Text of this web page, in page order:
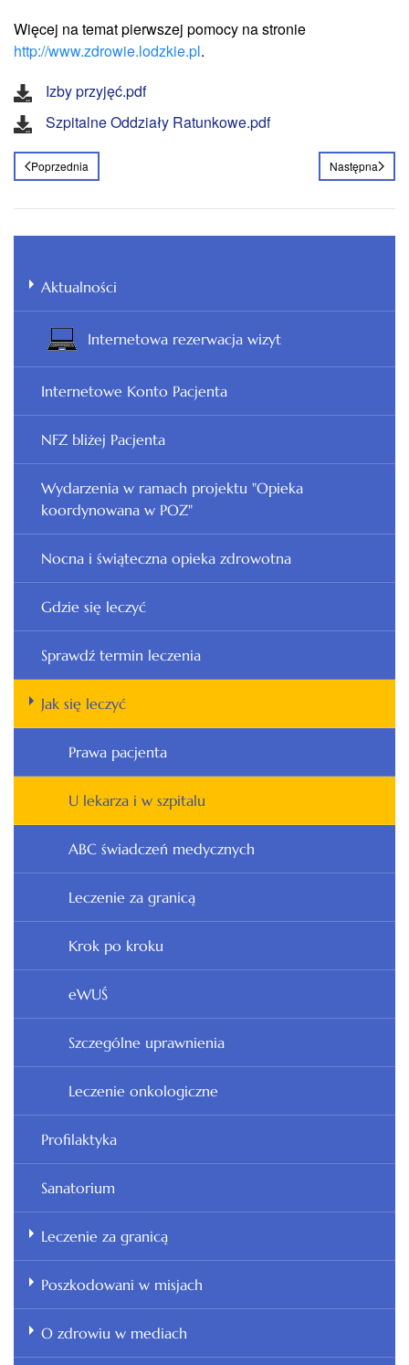
Więcej na temat pierwszej pomocy na stronie
http://www.zdrowie.lodzkie.pl.
Izby przyjęć.pdf
Szpitalne Oddziały Ratunkowe.pdf
Poprzednia Następna
Aktualności
Internetowa rezerwacja wizyt
Internetowe Konto Pacjenta
NFZ bliżej Pacjenta
Wydarzenia w ramach projektu "Opieka
koordynowana w POZ"
Nocna i świąteczna opieka zdrowotna
Gdzie się leczyć
Sprawdź termin leczenia
Jak się leczyć
Prawa pacjenta
U lekarza i w szpitalu
ABC świadczeń medycznych
Leczenie za granicą
Krok po kroku
eWUŚ
Szczególne uprawnienia
Leczenie onkologiczne
Profilaktyka
Sanatorium
Leczenie za granicą
Poszkodowani w misjach
O zdrowiu w mediach